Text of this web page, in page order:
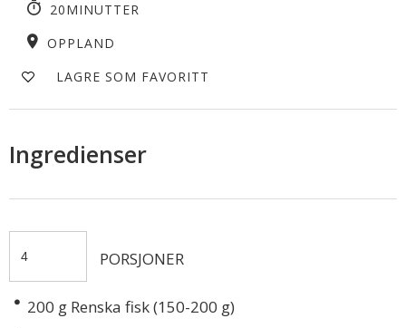
20MINUTTER
OPPLAND
LAGRE SOM FAVORITT
Ingredienser
PORSJONER
200 g Renska fisk (150-200 g)